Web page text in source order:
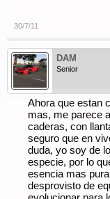
30/7/11
DAM
Senior
Ahora que estan
mas, me parece
caderas, con
seguro que en
duda, yo soy de
especie, por lo
esencia mas
desprovisto de